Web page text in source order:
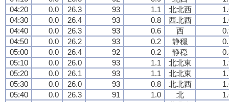
04:20
0.0 26.3 93 1.1 北北西
04:30
0.0 26.4 93 0.8 西北西
04:40
0.0 26.3 93 0.6 西
04:50
0.0 26.2 93 0.2 静穏
05:00
0.0 26.4 92 0.2 静穏
05:10
0.0 26.0 93 1.1 北北東
05:20
0.0 26.1 93 1.1 北北東
05:30
0.0 26.0 93 0.8 北北西
05:40
0.0 26.3 91 1.0 北